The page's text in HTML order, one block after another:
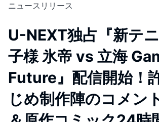
ニュースリリース
U-NEXT独占『新テ
子様 氷帝 vs 立海
Future』配信開始！
じめ制作陣のコメン